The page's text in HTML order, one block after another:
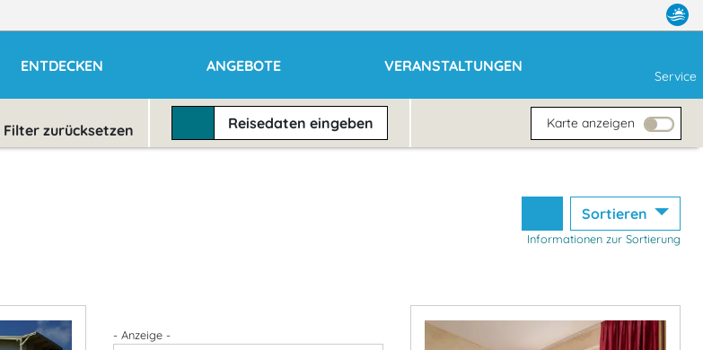
ENTDECKEN ANGEBOTE VERANSTALTUNGEN
Service
Filter zurücksetzen Reisedateneingeben Karte anzeigen
Sortieren
Informationen zur Sortierung
- Anzeige -